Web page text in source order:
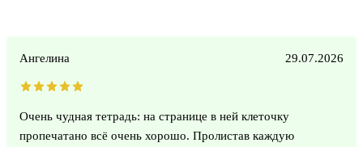
Ангелина 29.07.2026
Очень чудная тетрадь: на странице в ней клеточку
пропечатано всё очень хорошо. Пролистав каждую